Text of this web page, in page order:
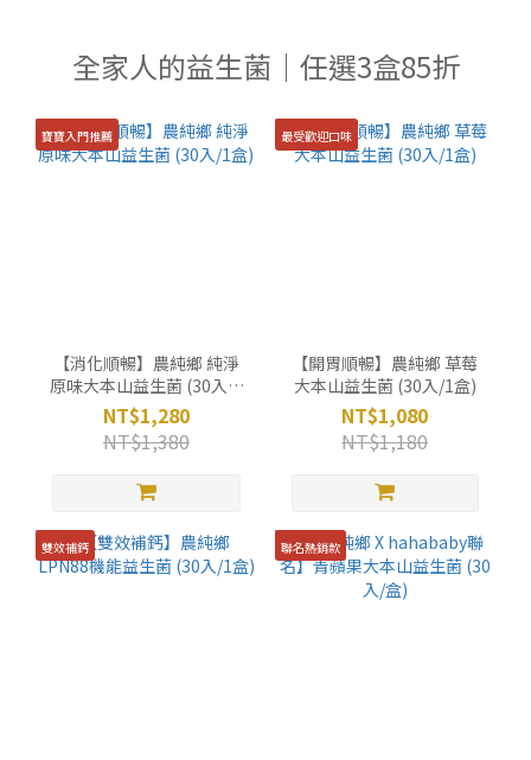
全家人的益生菌｜任選3盒85折
寶寶入門推薦
【消化順暢】農純鄉 純淨
原味大本山益生菌 (30入/1
盒)
NT$1,280
NT$1,380
最受歡迎口味
【開胃順暢】農純鄉 草莓
大本山益生菌 (30入/1盒)
NT$1,080
NT$1,180
雙效補鈣 聯名熱銷款